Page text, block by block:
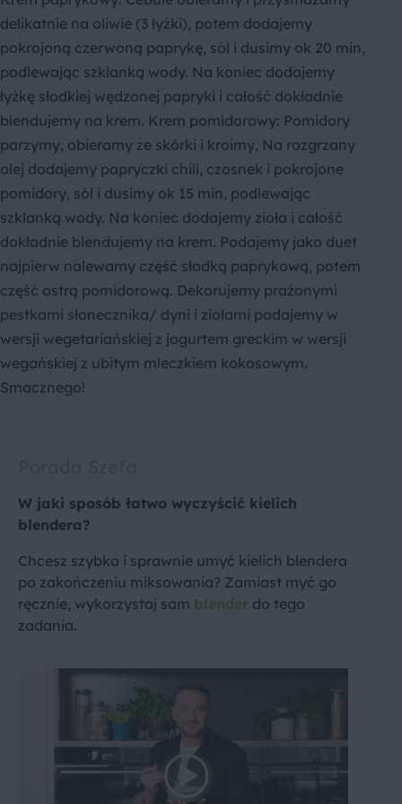
delikatnie na oliwie (3 łyżki), potem dodajemy
pokrojoną czerwoną paprykę, sól i dusimy ok 20 min,
podlewając szklanką wody. Na koniec dodajemy
łyżkę słodkiej wędzonej papryki i całość dokładnie
blendujemy na krem. Krem pomidorowy: Pomidory
parzymy, obieramy ze skórki i kroimy, Na rozgrzany
olej dodajemy papryczki chili, czosnek i pokrojone
pomidory, sól i dusimy ok 15 min, podlewając
szklanką wody. Na koniec dodajemy zioła i całość
dokładnie blendujemy na krem. Podajemy jako duet
najpierw nalewamy część słodką paprykową, potem
część ostrą pomidorową. Dekorujemy prażonymi
pestkami słonecznika/ dyni i ziołami podajemy w
wersji wegetariańskiej z jogurtem greckim w wersji
wegańskiej z ubitym mleczkiem kokosowym.
Smacznego!
W jaki sposób łatwo wyczyścić kielich
blendera?
Chcesz szybko i sprawnie umyć kielich blendera
po zakończeniu miksowania? Zamiast myć go
ręcznie, wykorzystaj sam blender do tego
zadania.